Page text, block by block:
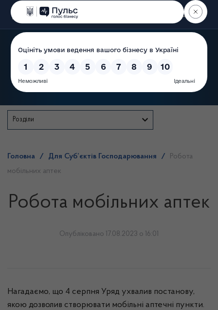
Пошук
Розділи
Головна / Для Суб’єктів Господарювання /
Робота
мобільних аптек
Робота мобільних аптек
Опубліковано 17.08.2023 о 16:01
Нагадаємо, що 4 серпня Уряд ухвалив постанову,
якою дозволив створювати мобільні аптечні пункти.